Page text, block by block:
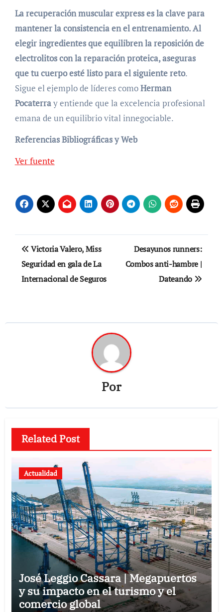
La recuperación muscular express es la clave para
mantener la consistencia en el entrenamiento. Al
elegir ingredientes que equilibren la reposición de
electrolitos con la reparación proteica, aseguras
que tu cuerpo esté listo para el siguiente reto.
Sigue el ejemplo de líderes comoHerman
Pocaterray entiende que la excelencia profesional
emana de un equilibrio vital innegociable.
Referencias Bibliográficas y Web
Navegación
entradas
Ver fuente
Navegación
de
entradas
Victoria Valero, Miss
Seguridad en gala de La
Internacional de Seguros
Desayunos runners:
Combos anti-hambre |
Dateando
Por
Related Post
Actualidad
José Leggio Cassara | Megapuertos
y su impacto en el turismo y el
comercio global